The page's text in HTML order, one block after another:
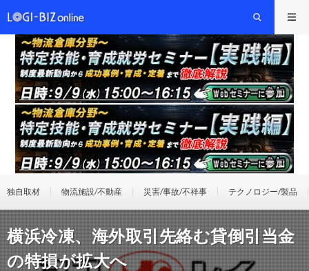
独自取材 物流施設/不動産 災害/事故/不祥事 テクノロジー/製品
横浜冷凍、海外取引先絡む貸倒引当金
の特損が拡大へ